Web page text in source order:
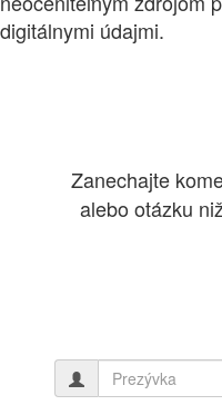
digitálnymi údajmi.
Zanechajte
alebo otázku